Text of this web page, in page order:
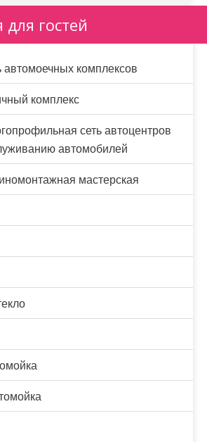
гостей
автомоечных комплексов
комплекс
сеть автоцентров
автомобилей
мастерская